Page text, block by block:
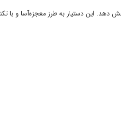
این دستیار به طرز معجزه‌آسا و با